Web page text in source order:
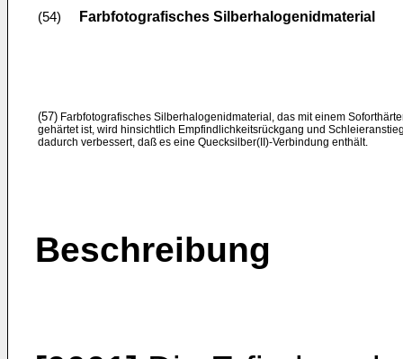
(54) Farbfotografisches Silberhalogenidmaterial
(57) Farbfotografisches Silberhalogenidmaterial, das mit einem
gehärtet ist, wird hinsichtlich Empfindlichkeitsrückgang und
dadurch verbessert, daß es eine Quecksilber(II)-Verbindung enthält.
Beschreibung